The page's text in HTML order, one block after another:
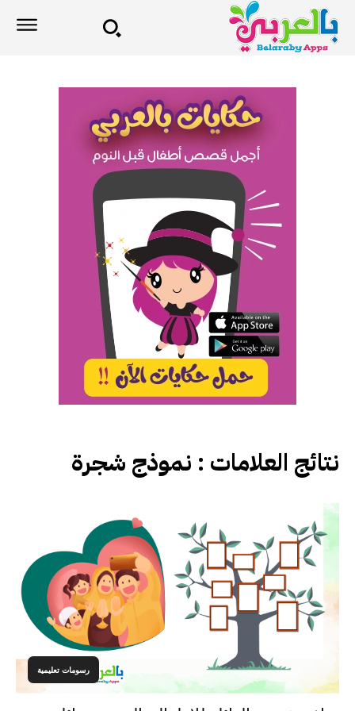
نتائج العلامات : نموذج شجرة
رسومات تعليمية